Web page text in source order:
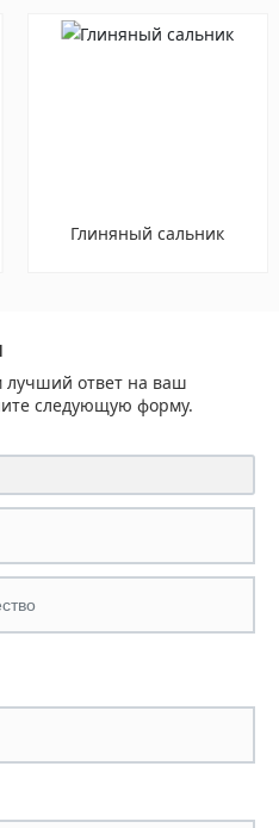
Глиняный сальник
лучший ответ на ваш
следующую форму.